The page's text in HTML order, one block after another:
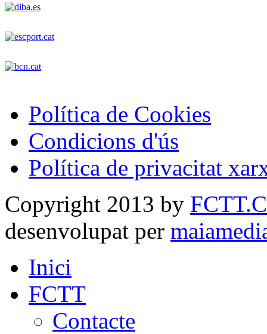
Política de Cookies
Condicions d'ús
Política de privacitat
Copyright 2013 by
desenvolupat per
Inici
FCTT
Contacte